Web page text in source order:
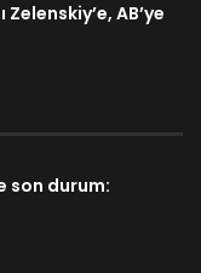
AB’ye
son durum: